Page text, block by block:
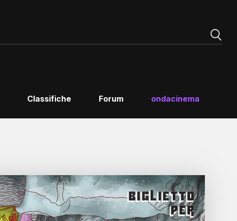
Classifiche Forum ondacinema